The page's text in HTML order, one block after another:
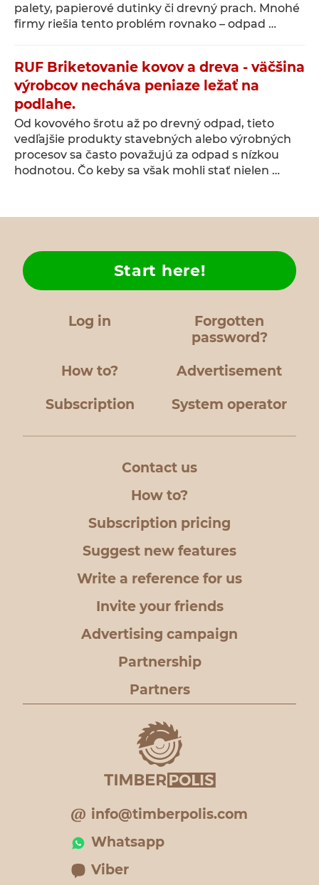
palety, papierové dutinky či drevný prach. Mnohé
firmy riešia tento problém rovnako – odpad …
RUF Briketovanie kovov a dreva - väčšina
výrobcov necháva peniaze ležať na
podlahe.
Od kovového šrotu až po drevný odpad, tieto
vedľajšie produkty stavebných alebo výrobných
procesov sa často považujú za odpad s nízkou
hodnotou. Čo keby sa však mohli stať nielen …
Log in
Forgotten
password?
How to?
Start here!
Advertisement
Subscription System operator
Contact us
How to?
Subscription pricing
Suggest new features
Write a reference for us
Invite your friends
Advertising campaign
Partnership
Partners
info@timberpolis.com
Whatsapp
Viber